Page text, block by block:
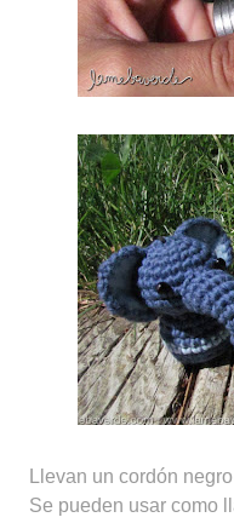
Llevan un cordón
Se pueden usar como